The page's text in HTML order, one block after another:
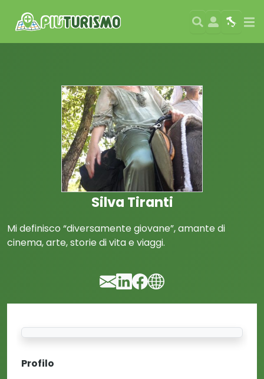
Search
User Map
Silva Tiranti
Mi definisco “diversamente giovane”, amante di
cinema, arte, storie di vita e viaggi.
Profilo